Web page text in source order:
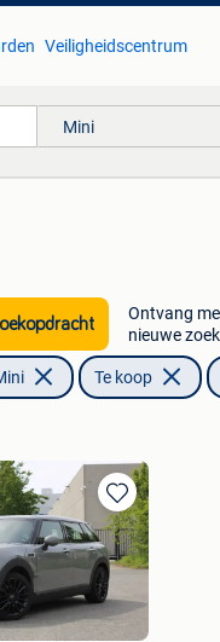
Veiligheidscentrum
Mini
Ontvang
nieuwe
Te koop
Bewaren
in
Mijn
Favorieten